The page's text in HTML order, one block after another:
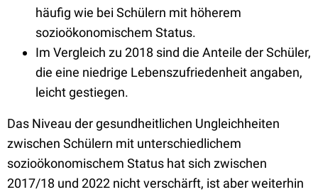
häufig wie bei Schülern mit höherem
sozioökonomischem Status.
Im Vergleich zu 2018 sind die Anteile der Schüler,
die eine niedrige Lebenszufriedenheit angaben,
leicht gestiegen.
Das Niveau der gesundheitlichen Ungleichheiten
zwischen Schülern mit unterschiedlichem
sozioökonomischem Status hat sich zwischen
2017/18 und 2022 nicht verschärft, ist aber weiterhin